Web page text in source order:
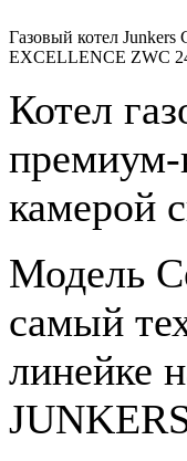
Газовый котел Junkers
EXCELLENCE ZWC
Котел
премиум-
камерой
Модель
самый
линейке